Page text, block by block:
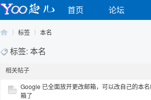
首页 论坛
Yo›
标签 本名
标签: 本名
相关帖子
Google 已全面放开更改邮箱，可以改自己的本
箱了